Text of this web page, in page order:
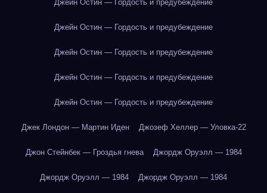
Джейн Остин — Гордость и предубеждение
Джейн Остин — Гордость и предубеждение
Джейн Остин — Гордость и предубеждение
Джейн Остин — Гордость и предубеждение
Джейн Остин — Гордость и предубеждение
Джек Лондон — Мартин Иден Джозеф Хеллер — Уловка-22
Джон Стейнбек — Гроздья гнева Джордж Оруэлл — 1984
Джордж Оруэлл — 1984 Джордж Оруэлл — 1984